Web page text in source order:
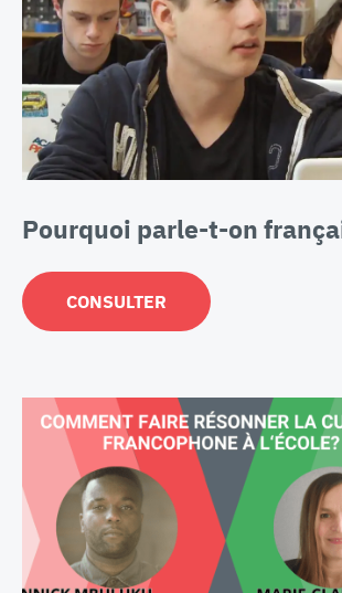
Pourquoi parle-t-on
CONSULTER